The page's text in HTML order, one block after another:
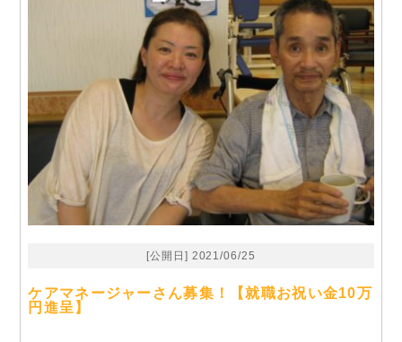
[公開日] 2021/06/25
ケアマネージャーさん募集！【就職お祝い金10万
円進呈】